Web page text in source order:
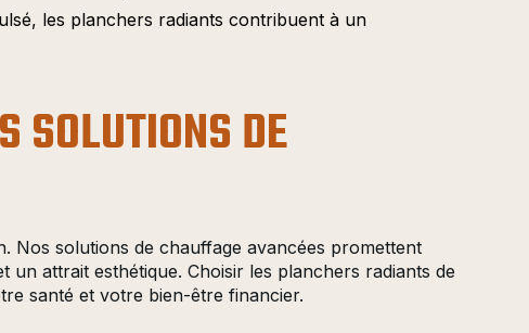
les planchers radiants contribuent à un
SOLUTIONS DE
Nos solutions de chauffage avancées promettent
un attrait esthétique. Choisir les planchers radiants de
santé et votre bien-être financier.